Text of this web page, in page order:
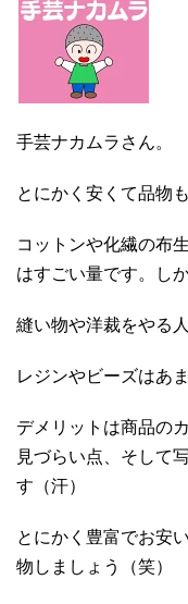
手芸ナカムラさん。
とにかく安くて品物
コットンや化繊の布
はすごい量です。し
縫い物や洋裁をやる
レジンやビーズはあ
デメリットは商品の
見づらい点、そして
す（汗）
とにかく豊富でお安
物しましょう（笑）